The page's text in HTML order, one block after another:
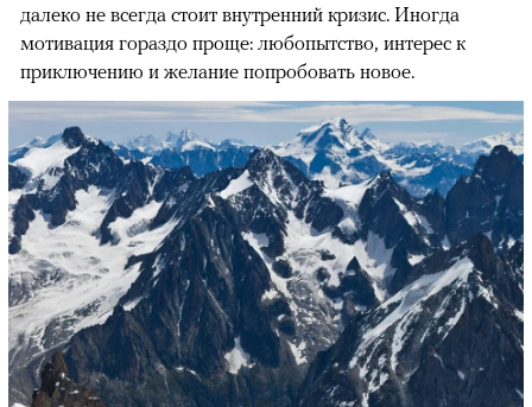
далеко не всегда стоит внутренний кризис. Иногда
мотивация гораздо проще: любопытство, интерес к
приключению и желание попробовать новое.